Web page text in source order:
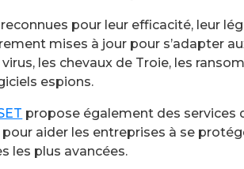
pour leur efficacité, leur
mises à jour pour s’adapter
les chevaux de Troie, les
espions.
propose également des services
aider les entreprises à se
les plus avancées.